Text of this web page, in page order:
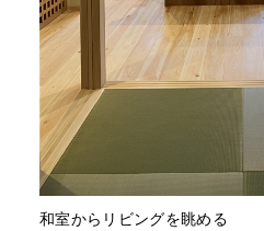
和室からリビングを眺める